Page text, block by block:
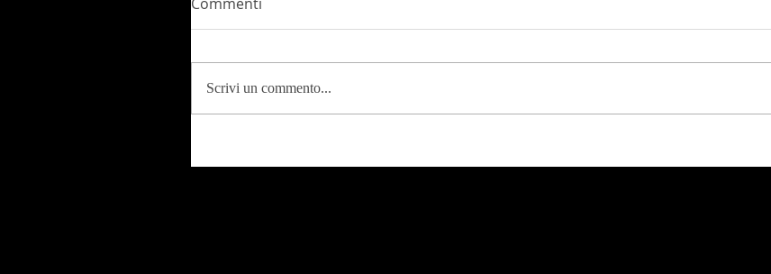
Scrivi un commento...